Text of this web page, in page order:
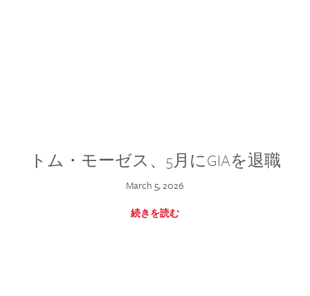
トム・モーゼス、5月にGIAを退職
March 5, 2026
続きを読む